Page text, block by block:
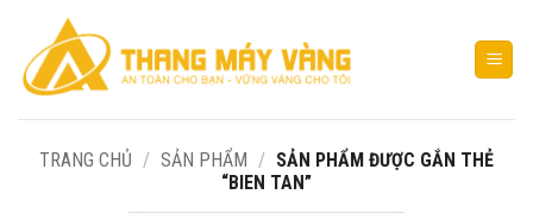
dung
TRANG CHỦ / SẢN PHẨM / SẢN PHẨM ĐƯỢC GẮN THẺ
“BIEN TAN”